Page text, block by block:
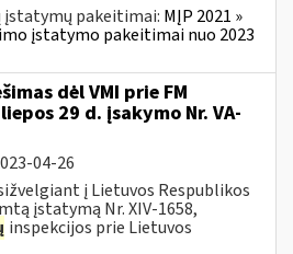
įstatymų pakeitimai: MĮP 2021 »
įstatymo pakeitimai nuo 2023
dėl VMI prie FM
29 d. įsakymo Nr. VA-
04-26
į Lietuvos Respublikos
įstatymą Nr. XIV-1658,
inspekcijos prie Lietuvos